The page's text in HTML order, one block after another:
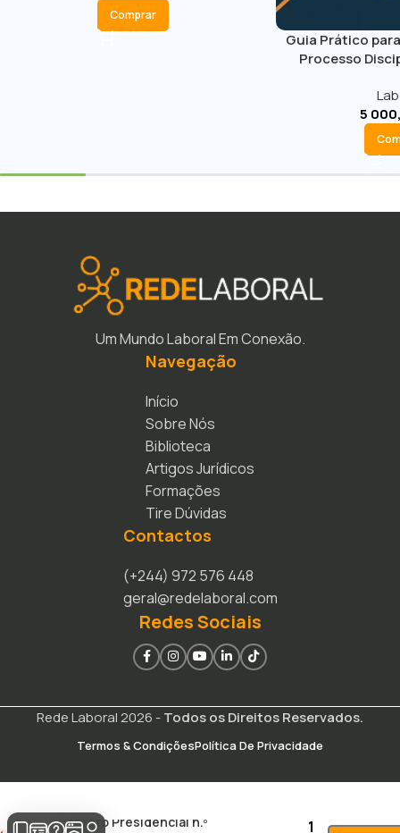
Comprar
Guia Prático
Processo
5
Um Mundo Laboral Em Conexão.
Navegação
Início
Sobre Nós
Biblioteca
Artigos Jurídicos
Formações
Tire Dúvidas
Contactos
(+244) 972 576 448
geral@redelaboral.com
Redes Sociais
Rede Laboral 2026 -Todos os Direitos Reservados.
Termos & CondiçõesPolítica De Privacidade
Decreto Presidencial n.º
1